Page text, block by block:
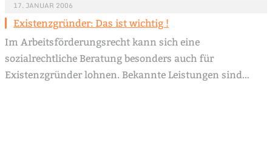
17. JANUAR 2006
Existenzgründer: Das ist wichtig !
Im Arbeitsförderungsrecht kann sich eine
sozialrechtliche Beratung besonders auch für
Existenzgründer lohnen. Bekannte Leistungen sind…